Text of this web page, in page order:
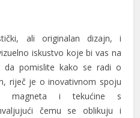
ali originalan dizajn, i
iskustvo koje bi vas na
da pomislite kako se radi o
riječ je o inovativnom spoju
magneta i tekućine s
čemu se oblikuju i